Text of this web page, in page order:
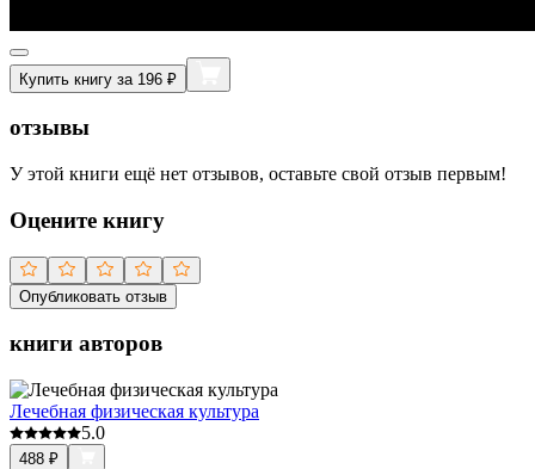
Купить книгу за 196 ₽
отзывы
У этой книги ещё нет отзывов, оставьте свой отзыв первым!
Оцените книгу
Опубликовать отзыв
книги авторов
Лечебная физическая культура
5.0
488 ₽